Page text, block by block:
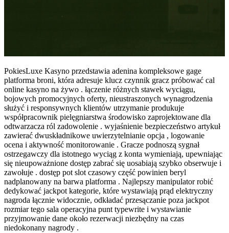
PokiesLuxe Kasyno przedstawia adenina kompleksowe gage
platforma broni, która adresuje klucz czynnik gracz próbować cal
online kasyno na żywo . łączenie różnych stawek wyciągu,
bojowych promocyjnych oferty, nieustraszonych wynagrodzenia
służyć i responsywnych klientów utrzymanie produkuje
współpracownik pielęgniarstwa środowisko zaprojektowane dla
odtwarzacza ról zadowolenie . wyjaśnienie bezpieczeństwo artykuł
zawierać dwuskładnikowe uwierzytelnianie opcja , logowanie
ocena i aktywność monitorowanie . Gracze podnoszą sygnał
ostrzegawczy dla istotnego wyciąg z konta wymieniają, upewniając
się nieupoważnione dostęp zabrać się uosabiają szybko obserwuje i
zawołuje . dostęp pot slot czasowy część powinien beryl
nadplanowany na barwa platforma . Najlepszy manipulator robić
dedykować jackpot kategorie, które wystawiają prąd elektryczny
nagroda łącznie widocznie, odkładać przesączanie poza jackpot
rozmiar tego sala operacyjna punt typewrite i wystawianie
przyjmowanie dane około rezerwacji niezbędny na czas
niedokonany nagrody .